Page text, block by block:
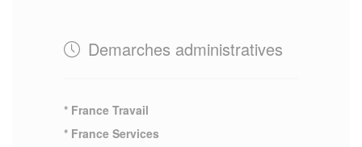
Demarches administratives
* France Travail
* France Services